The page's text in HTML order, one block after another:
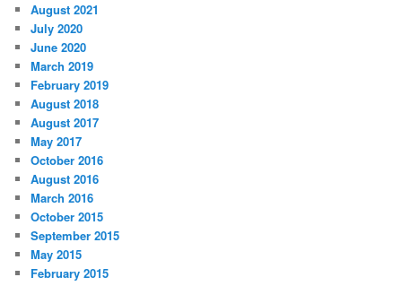
August 2021
July 2020
June 2020
March 2019
February 2019
August 2018
August 2017
May 2017
October 2016
August 2016
March 2016
October 2015
September 2015
May 2015
February 2015